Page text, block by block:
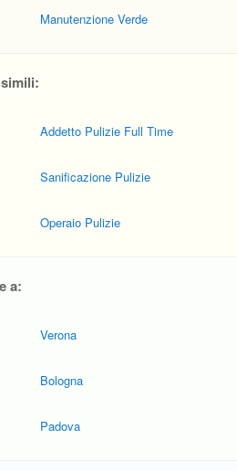
Manutenzione Verde
Addetto Pulizie Full Time
Sanificazione Pulizie
Operaio Pulizie
a:
Verona
Bologna
Padova